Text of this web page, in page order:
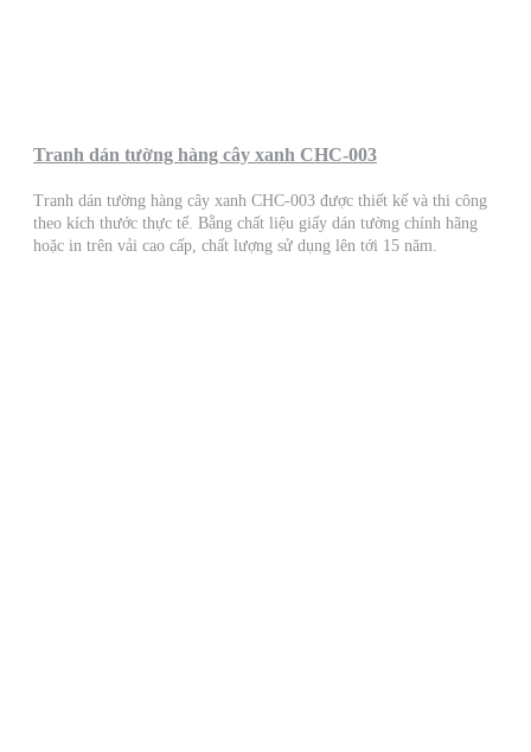
Tranh dán tường hàng cây xanh CHC-003
Tranh dán tường hàng cây xanh CHC-003 được thiết kế và thi công
theo kích thước thực tế. Bằng chất liệu giấy dán tường chính hãng
hoặc in trên vải cao cấp, chất lượng sử dụng lên tới 15 năm.